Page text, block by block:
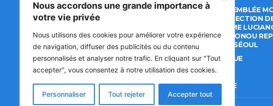
Nous accordons une grande importance à
votre vie privée
Nous utilisons des cookies pour améliorer votre expérience
de navigation, diffuser des publicités ou du contenu
personnalisés et analyser notre trafic. En cliquant sur "Tout
accepter", vous consentez à notre utilisation des cookies.
Personnaliser Tout rejeter Accepter tout
Matin Libre
Premiers sur l'info !
47ᵉ ASSEMBLÉE
LA PROTECTION
PRIVÉE: ME
HOUNKPONOU
BÉNIN À SÉOUL
POLITIQUE
SOCIÉTÉ
CULTURE